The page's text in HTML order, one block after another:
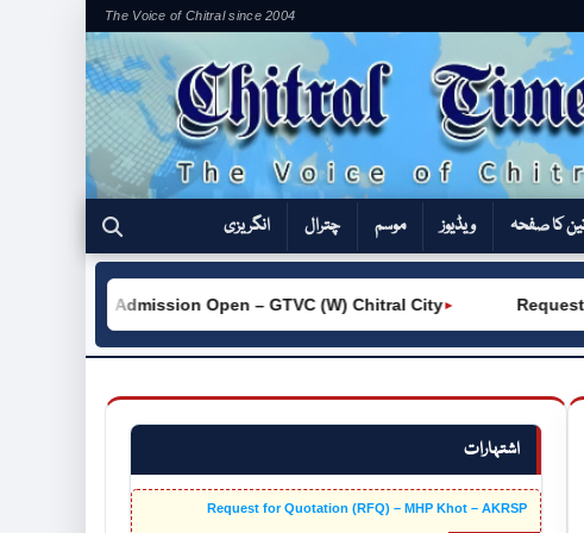
The Voice of Chitral since 2004
کا صفحہ ویڈیوز موسم چترال انگریزی
Request
►
Admission Open – GTVC (W) Chitral City
اشتہارات
Request for Quotation (RFQ) – MHP Khot – AKRSP